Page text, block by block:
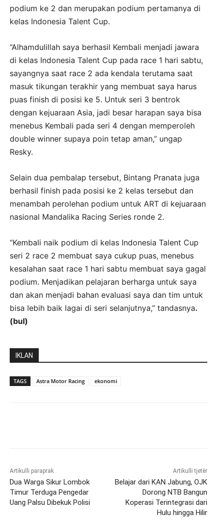
podium ke 2 dan merupakan podium pertamanya di
kelas Indonesia Talent Cup.
“Alhamdulillah saya berhasil Kembali menjadi jawara
di kelas Indonesia Talent Cup pada race 1 hari sabtu,
sayangnya saat race 2 ada kendala terutama saat
masuk tikungan terakhir yang membuat saya harus
puas finish di posisi ke 5. Untuk seri 3 bentrok
dengan kejuaraan Asia, jadi besar harapan saya bisa
menebus Kembali pada seri 4 dengan memperoleh
double winner supaya poin tetap aman,” ungap
Resky.
Selain dua pembalap tersebut, Bintang Pranata juga
berhasil finish pada posisi ke 2 kelas tersebut dan
menambah perolehan podium untuk ART di kejuaraan
nasional Mandalika Racing Series ronde 2.
“Kembali naik podium di kelas Indonesia Talent Cup
seri 2 race 2 membuat saya cukup puas, menebus
kesalahan saat race 1 hari sabtu membuat saya gagal
podium. Menjadikan pelajaran berharga untuk saya
dan akan menjadi bahan evaluasi saya dan tim untuk
bisa lebih baik lagai di seri selanjutnya,” tandasnya.
(bul)
IKLAN
TAGS Astra Motor Racing ekonomi
Artikulli paraprak
Dua Warga Sikur Lombok
Timur Terduga Pengedar
Uang Palsu Dibekuk Polisi
Artikulli tjetër
Belajar dari KAN Jabung, OJK
Dorong NTB Bangun
Koperasi Terintegrasi dari
Hulu hingga Hilir